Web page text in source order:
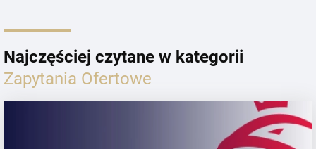
Najczęściej czytane w kategorii
Zapytania Ofertowe